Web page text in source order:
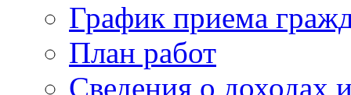
График приема
План работ
Сведения о доходах